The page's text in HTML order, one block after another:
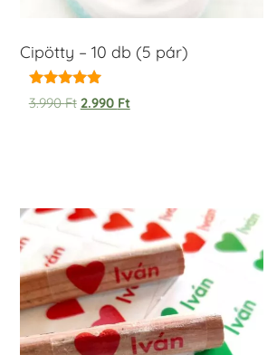
Cipötty – 10 db (5 pár)
Értékelés:
5.00
3.990Ft 2.990 Ft